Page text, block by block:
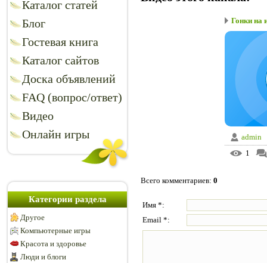
Каталог статей
Блог
Гостевая книга
Каталог сайтов
Доска объявлений
FAQ (вопрос/ответ)
Видео
Онлайн игры
Категории раздела
Другое
Компьютерные игры
Красота и здоровье
Люди и блоги
Гонки на
admin
1
Всего комментариев: 0
Имя *:
Email *: